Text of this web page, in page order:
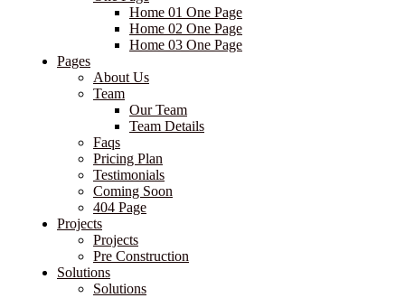
Home 01 One Page
Home 02 One Page
Home 03 One Page
Pages
About Us
Team
Our Team
Team Details
Faqs
Pricing Plan
Testimonials
Coming Soon
404 Page
Projects
Projects
Pre Construction
Solutions
Solutions